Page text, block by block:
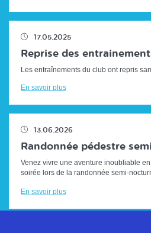
17.05.2025
Reprise des
Les entraînements du club ont repris
En savoir plus
13.06.2026
Randonnée pédestre
Venez vivre une aventure inoubliable
soirée lors de la randonnée semi-
En savoir plus